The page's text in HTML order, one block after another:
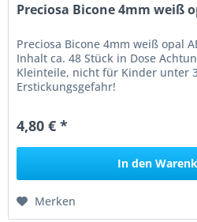
Preciosa Bicone 4mm weiß
Preciosa Bicone 4mm weiß opal
Inhalt ca. 48 Stück in Dose
Kleinteile, nicht für Kinder unter
Erstickungsgefahr!
4,80 € *
In den
Merken